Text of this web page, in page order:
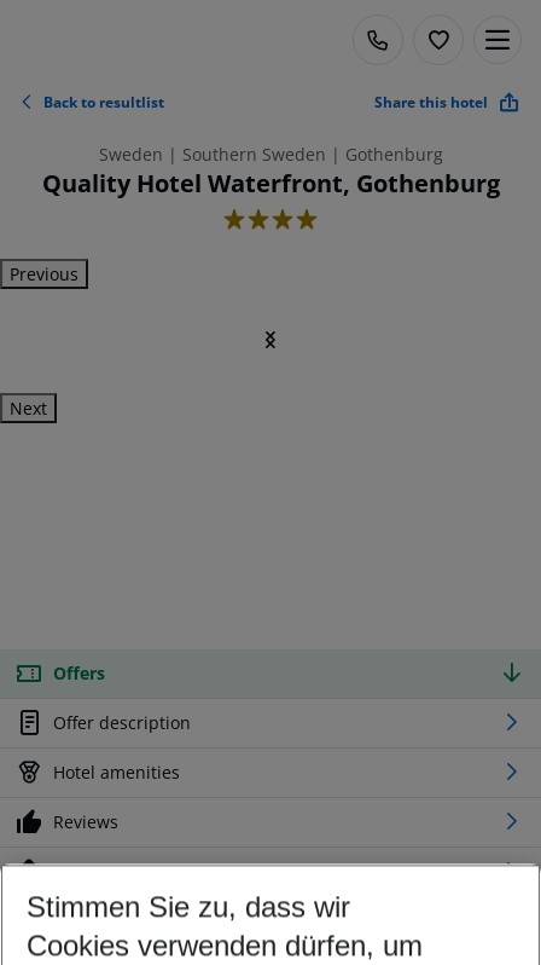
Back to resultlist Share this hotel
Sweden | Southern Sweden | Gothenburg
Quality Hotel Waterfront, Gothenburg
4
Previous
Next
Offers
Offer description
Hotel amenities
Reviews
Location
Customize your offer
Stimmen Sie zu, dass wir
Cookies verwenden dürfen, um